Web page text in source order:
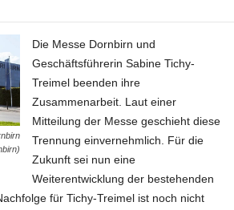
Die Messe Dornbirn und
Geschäftsführerin Sabine Tichy-
Treimel beenden ihre
Zusammenarbeit. Laut einer
Mitteilung der Messe geschieht diese
Trennung einvernehmlich. Für die
Zukunft sei nun eine
Weiterentwicklung der bestehenden
für Tichy-Treimel ist noch nicht